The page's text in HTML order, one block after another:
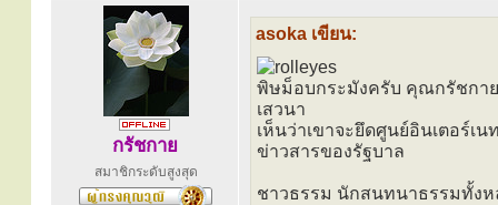
กรัชกาย
สมาชิกระดับสูงสุด
asoka เขียน:
พิษม็อบกระมังครับ คุณกรัชกาย
เสวนา
เห็นว่าเขาจะยึดศูนย์อินเตอร์
ข่าวสารของรัฐบาล
ชาวธรรม นักสนทนาธรรมทั้งห